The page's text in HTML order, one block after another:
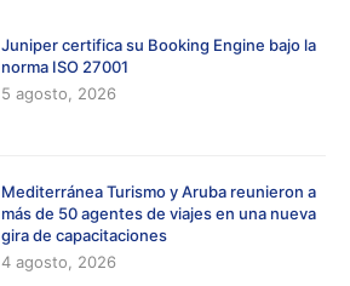
Juniper certifica su Booking Engine bajo la
norma ISO 27001
5 agosto, 2026
Mediterránea Turismo y Aruba reunieron a
más de 50 agentes de viajes en una nueva
gira de capacitaciones
4 agosto, 2026